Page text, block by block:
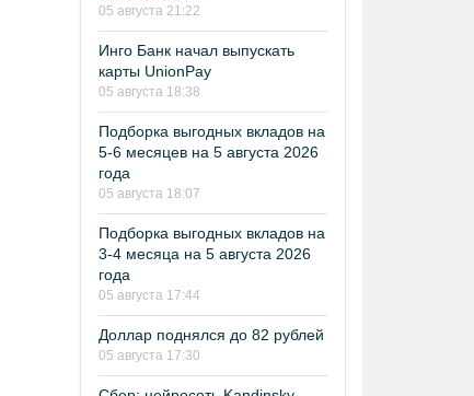
05 августа 21:22
Инго Банк начал выпускать
карты UnionPay
05 августа 18:38
Подборка выгодных вкладов на
5-6 месяцев на 5 августа 2026
года
05 августа 18:07
Подборка выгодных вкладов на
3-4 месяца на 5 августа 2026
года
05 августа 17:44
Доллар поднялся до 82 рублей
05 августа 17:30